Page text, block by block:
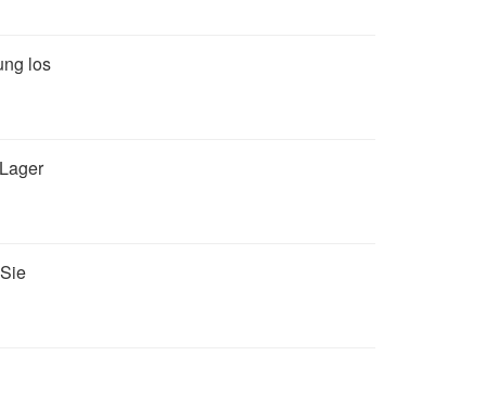
los